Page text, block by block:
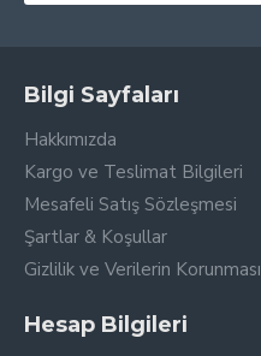
Bilgi Sayfaları
Hakkımızda
Kargo ve Teslimat Bilgileri
Mesafeli Satış Sözleşmesi
Şartlar & Koşullar
Gizlilik ve Verilerin Korunması
Hesap Bilgileri